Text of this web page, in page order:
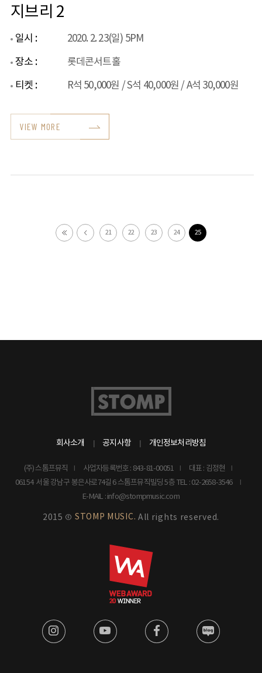
지브리 2
일시 :
2020. 2. 23(일) 5PM
장소 :
롯데콘서트홀
티켓 :
R석 50,000원 / S석 40,000원 / A석 30,000원
VIEW MORE
21 22 23 24 25
회사소개 공지사항 개인정보처리방침
(주) 스톰프뮤직 사업자등록번호 : 843-81-00051
대표 : 김정현
06154 서울 강남구 봉은사로74길 6 스톰프뮤직빌딩 5층 TEL : 02-2658-3546
E-MAIL : info@stompmusic.com
2015 © STOMP MUSIC. All rights reserved.